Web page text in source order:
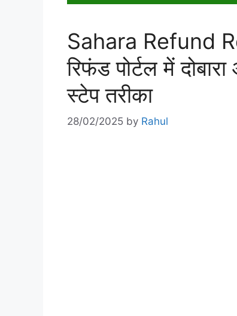
Sahara Refund
रिफंड पोर्टल में
स्टेप तरीका
28/02/2025 by Rahul